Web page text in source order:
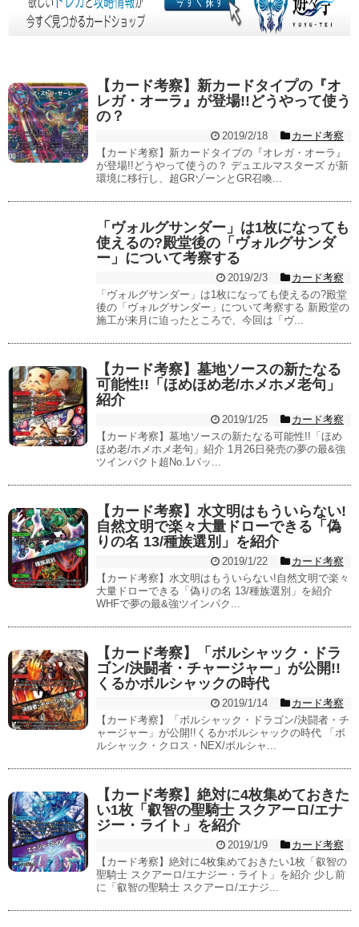
【カード考察】新カードタイプの『オ
レガ・オーラ』が登場!!どうやって使う
の？
2019/2/18
カード考察
【カード考察】新カードタイプの『オレガ・オーラ』
が登場!!どうやって使うの？ デュエルマスターズ が新
環境に移行し、超GRゾーンとGR召喚...
「ヴォルグサンダー」は1枚になっても
使えるの?殿堂後の「ヴォルグサンダ
ー」について考察する
2019/2/3
カード考察
「ヴォルグサンダー」は1枚になっても使えるの?殿堂
後の「ヴォルグサンダー」について考察する 新殿堂の
施工が来月に迫ったところで、今回は「ヴ...
【カード考察】墓地ソースの新たなる
可能性!!「ほめほめ老/ホメホメ老句」
紹介
2019/1/25
カード考察
【カード考察】墓地ソースの新たなる可能性!!「ほめ
ほめ老/ホメホメ老句」紹介 1月26日発売の夢の最&強
ツインパクト超No.1パッ...
【カード考察】水文明はもういらない!
自然文明で楽々大量ドローできる「偽
りの名 13/種族選別」を紹介
2019/1/22
カード考察
【カード考察】水文明はもういらない!自然文明で楽々
大量ドローできる「偽りの名 13/種族選別」を紹介
WHFで夢の最&強ツインパク...
【カード考察】「ボルシャック・ドラ
ゴン/決闘者・チャージャー」が公開!!
くるかボルシャックの時代
2019/1/14
カード考察
【カード考察】「ボルシャック・ドラゴン/決闘者・チ
ャージャー」が公開!!くるかボルシャックの時代 「ボ
ルシャック・クロス・NEX/ボルシャ...
【カード考察】絶対に4枚集めておきた
い1枚「叡智の聖騎士 スクアーロ/エナ
ジー・ライト」を紹介
2019/1/9
カード考察
【カード考察】絶対に4枚集めておきたい1枚「叡智の
聖騎士 スクアーロ/エナジー・ライト」を紹介 少し前
に「叡智の聖騎士 スクアーロ/エナジ...